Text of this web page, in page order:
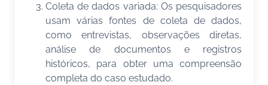
Coleta de dados variada: Os pesquisadores
usam várias fontes de coleta de dados,
como entrevistas, observações diretas,
análise de documentos e registros
históricos, para obter uma compreensão
completa do caso estudado.